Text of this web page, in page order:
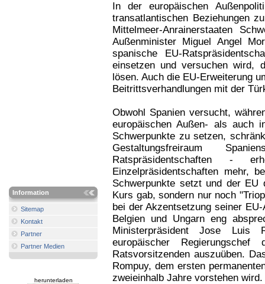
Information
Sitemap
Kontakt
Partner
Partner Medien
herunterladen
In der europäischen
transatlantischen Beziehungen
Mittelmeer-Anrainerstaaten
Außenminister Miguel Angel
spanische EU-
einsetzen und versuchen wird,
lösen. Auch die EU-Erweiterung
Beitrittsverhandlungen mit der
Obwohl Spanien versucht,
europäischen Außen- als auch
Schwerpunkte zu setzen,
Gestaltungsfreiraum
Ratspräsidentschaften
Einzelpräsidentschaften mehr,
Schwerpunkte setzt und der EU
Kurs gab, sondern nur noch
bei der Akzentsetzung seiner
Belgien und Ungarn eng
Ministerpräsident Jose Luis
europäischer
Ratsvorsitzenden auszuüben.
Rompuy, dem ersten
zweieinhalb Jahre vorstehen wird.